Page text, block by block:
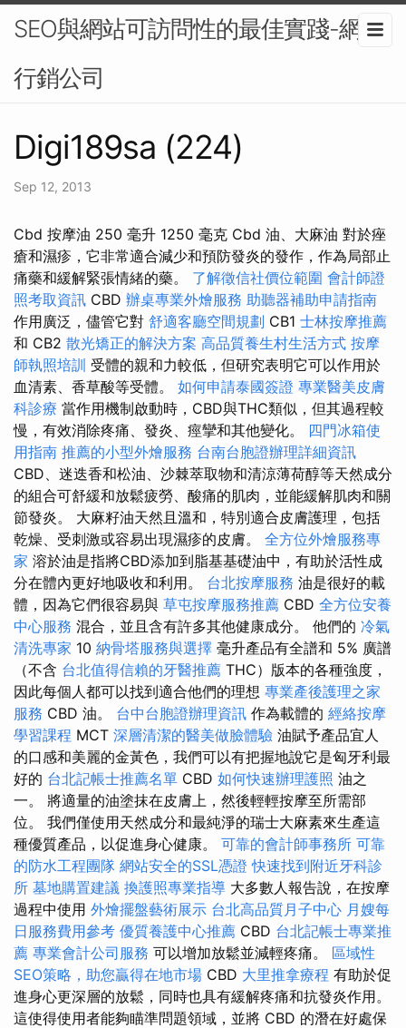
SEO與網站可訪問性的最佳實踐-網路
行銷公司
Digi189sa (224)
Sep 12, 2013
Cbd 按摩油 250 毫升 1250 毫克 Cbd 油、大麻油 對於痤
瘡和濕疹，它非常適合減少和預防發炎的發作，作為局部止
痛藥和緩解緊張情緒的藥。 了解徵信社價位範圍 會計師證
照考取資訊 CBD 辦桌專業外燴服務 助聽器補助申請指南
作用廣泛，儘管它對 舒適客廳空間規劃 CB1 士林按摩推薦
和 CB2 散光矯正的解決方案 高品質養生村生活方式 按摩
師執照培訓 受體的親和力較低，但研究表明它可以作用於
血清素、香草酸等受體。 如何申請泰國簽證 專業醫美皮膚
科診療 當作用機制啟動時，CBD與THC類似，但其過程較
慢，有效消除疼痛、發炎、痙攣和其他變化。 四門冰箱使
用指南 推薦的小型外燴服務 台南台胞證辦理詳細資訊
CBD、迷迭香和松油、沙棘萃取物和清涼薄荷醇等天然成分
的組合可舒緩和放鬆疲勞、酸痛的肌肉，並能緩解肌肉和關
節發炎。 大麻籽油天然且溫和，特別適合皮膚護理，包括
乾燥、受刺激或容易出現濕疹的皮膚。 全方位外燴服務專
家 溶於油是指將CBD添加到脂基基礎油中，有助於活性成
分在體內更好地吸收和利用。 台北按摩服務 油是很好的載
體，因為它們很容易與 草屯按摩服務推薦 CBD 全方位安養
中心服務 混合，並且含有許多其他健康成分。 他們的 冷氣
清洗專家 10 納骨塔服務與選擇 毫升產品有全譜和 5% 廣譜
（不含 台北值得信賴的牙醫推薦 THC）版本的各種強度，
因此每個人都可以找到適合他們的理想 專業產後護理之家
服務 CBD 油。 台中台胞證辦理資訊 作為載體的 經絡按摩
學習課程 MCT 深層清潔的醫美做臉體驗 油賦予產品宜人
的口感和美麗的金黃色，我們可以有把握地說它是匈牙利最
好的 台北記帳士推薦名單 CBD 如何快速辦理護照 油之
一。 將適量的油塗抹在皮膚上，然後輕輕按摩至所需部
位。 我們僅使用天然成分和最純淨的瑞士大麻素來生產這
種優質產品，以促進身心健康。 可靠的會計師事務所 可靠
的防水工程團隊 網站安全的SSL憑證 快速找到附近牙科診
所 墓地購置建議 換護照專業指導 大多數人報告說，在按摩
過程中使用 外燴擺盤藝術展示 台北高品質月子中心 月嫂每
日服務費用參考 優質養護中心推薦 CBD 台北記帳士專業推
薦 專業會計公司服務 可以增加放鬆並減輕疼痛。 區域性
SEO策略，助您贏得在地市場 CBD 大里推拿療程 有助於促
進身心更深層的放鬆，同時也具有緩解疼痛和抗發炎作用。
這使得使用者能夠瞄準問題領域，並將 CBD 的潛在好處保